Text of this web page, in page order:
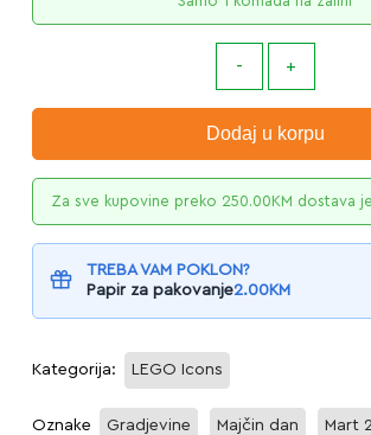
Dodaj u korpu
Za sve kupovine preko 250.00KM dostava je
TREBA VAM POKLON?
Papir za pakovanje2.00KM
Kategorija: LEGO Icons
Oznake Gradjevine Majčin dan Mart